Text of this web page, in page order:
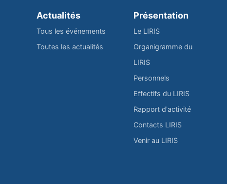
Actualités
Tous les événements
Toutes les actualités
Présentation
Le LIRIS
Organigramme du
LIRIS
Personnels
Effectifs du LIRIS
Rapport d'activité
Contacts LIRIS
Venir au LIRIS